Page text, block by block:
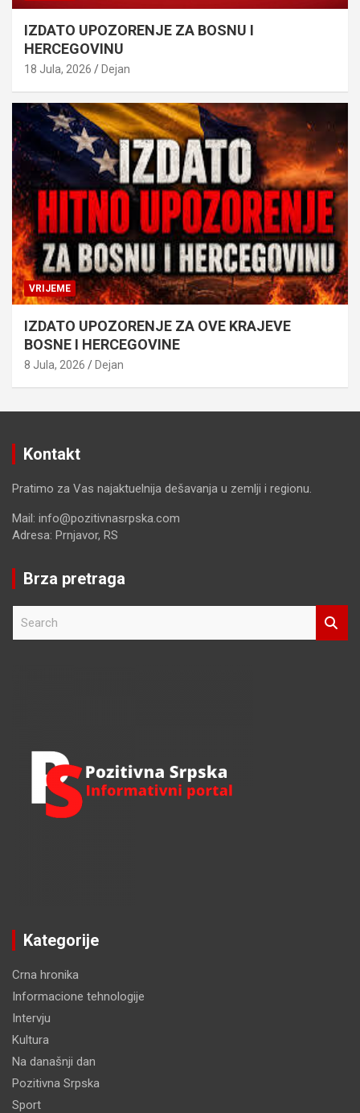
IZDATO UPOZORENJE ZA BOSNU I
HERCEGOVINU
18 Jula, 2026 Dejan
VRIJEME
IZDATO UPOZORENJE ZA OVE KRAJEVE
BOSNE I HERCEGOVINE
8 Jula, 2026 Dejan
Kontakt
Pratimo za Vas najaktuelnija dešavanja u zemlji i regionu.
Mail: info@pozitivnasrpska.com
Adresa: Prnjavor, RS
Brza pretraga
Kategorije
Crna hronika
Informacione tehnologije
Intervju
Kultura
Na današnji dan
Pozitivna Srpska
Sport